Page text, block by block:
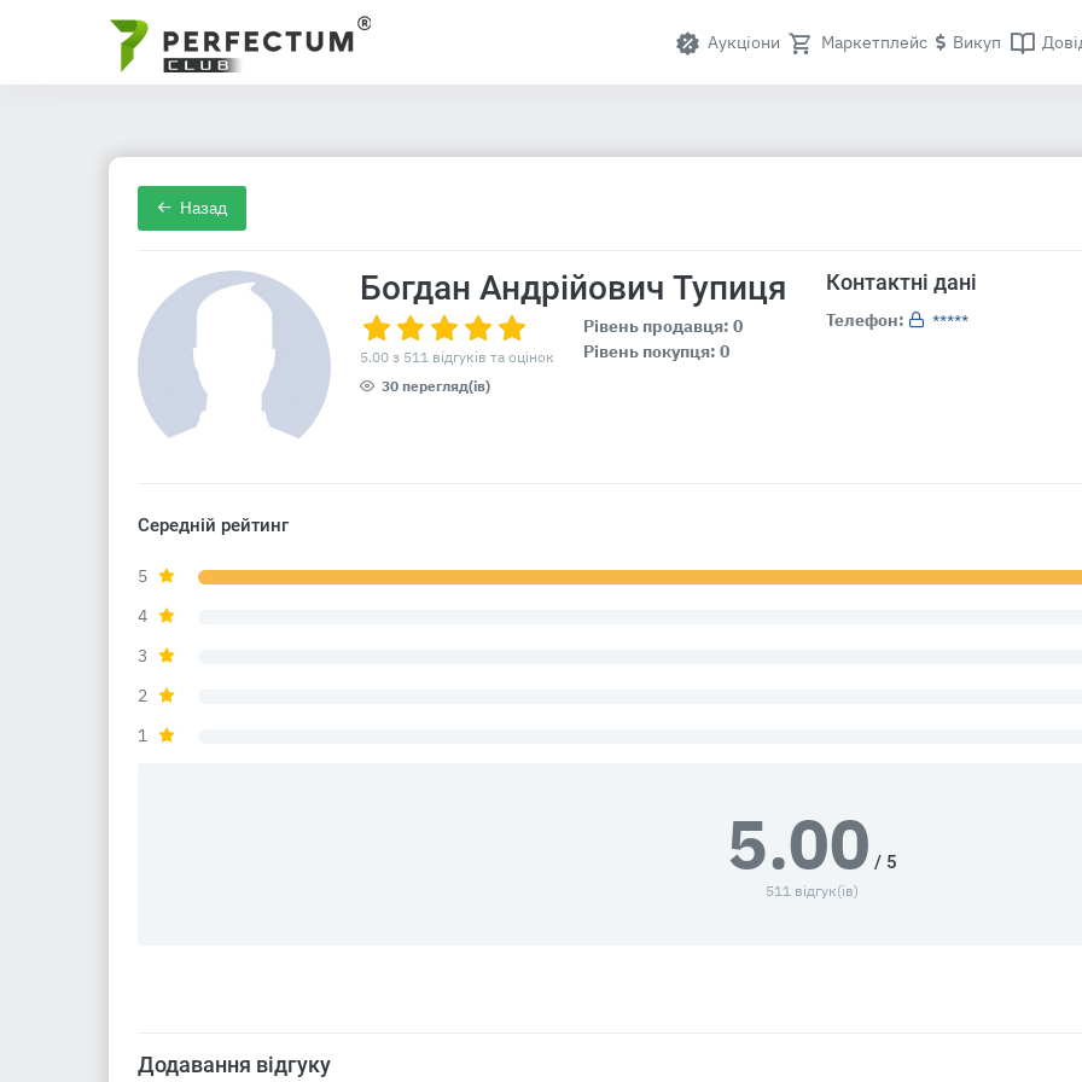
Аукціони Маркетплейс Викуп
Назад
Богдан Андрійович Тупиця
5.00 з 511 відгуків та оцінок
30 перегляд(ів)
Рівень продавця: 0
Рівень покупця: 0
Контактні дані
Телефон: *****
Середній рейтинг
5
4
3
2
1
5.00 / 5
511 відгук(ів)
Додавання відгуку